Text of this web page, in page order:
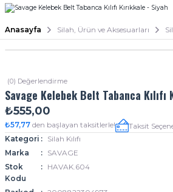
Anasayfa Silah, Ürün ve Aksesuarları
(0) Değerlendirme
Savage Kelebek Belt Tabanca Kılıfı
₺555,00
₺57,77 den başlayan taksitlerle!
Taksit
Kategori
Silah Kılıfı
Marka
SAVAGE
Stok
Kodu
HAVAK.604